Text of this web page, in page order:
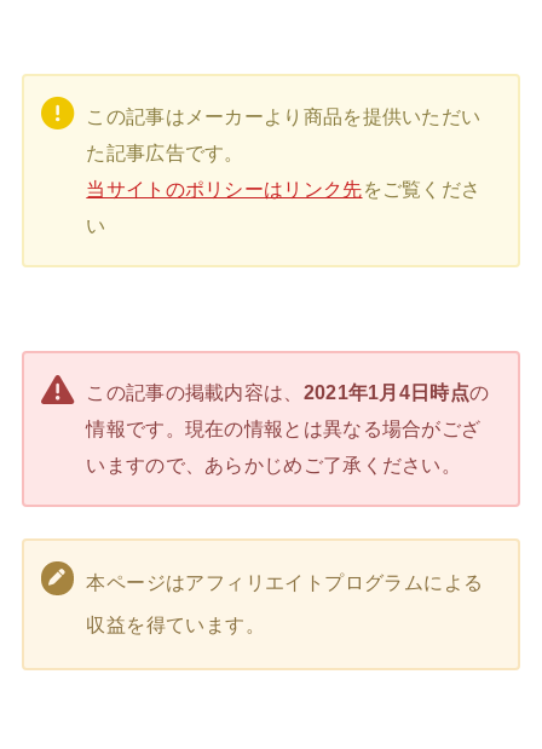
この記事はメーカーより商品を提供いただい
た記事広告です。
当サイトのポリシーはリンク先をご覧くださ
い
この記事の掲載内容は、 2021年1月4日時点の
情報です。現在の情報とは異なる場合がござ
いますので、あらかじめご了承ください。
本ページはアフィリエイトプログラムによる
収益を得ています。